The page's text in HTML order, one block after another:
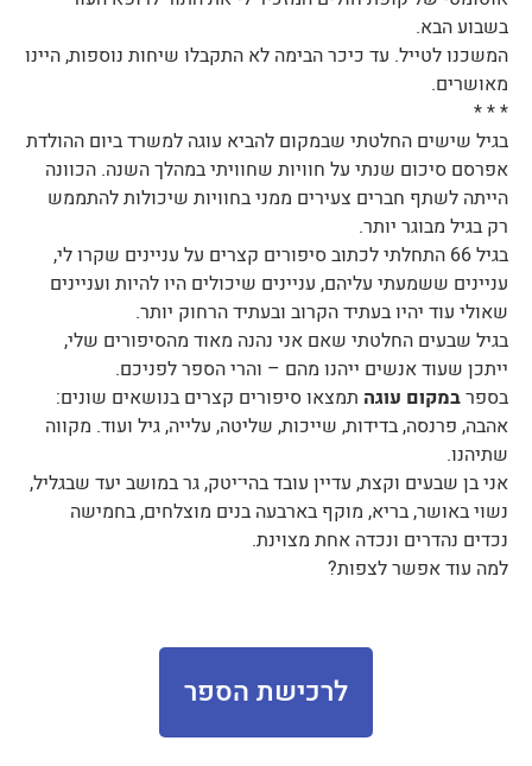
בשבוע הבא.
המשכנו לטייל. עד כיכר הבימה לא התקבלו שיחות נוספות, היינו
מאושרים.
* * *
בגיל שישים החלטתי שבמקום להביא עוגה למשרד ביום ההולדת
אפרסם סיכום שנתי על חוויות שחוויתי במהלך השנה. הכוונה
הייתה לשתף חברים צעירים ממני בחוויות שיכולות להתממש
רק בגיל מבוגר יותר.
בגיל 66 התחלתי לכתוב סיפורים קצרים על עניינים שקרו לי,
עניינים ששמעתי עליהם, עניינים שיכולים היו להיות ועניינים
שאולי עוד יהיו בעתיד הקרוב ובעתיד הרחוק יותר.
בגיל שבעים החלטתי שאם אני נהנה מאוד מהסיפורים שלי,
ייתכן שעוד אנשים ייהנו מהם – והרי הספר לפניכם.
בספרבמקום עוגה תמצאו סיפורים קצרים בנושאים שונים:
אהבה, פרנסה, בדידות, שייכות, שליטה, עלייה, גיל ועוד. מקווה
שתיהנו.
אני בן שבעים וקצת, עדיין עובד בהי־יטק, גר במושב יעד שבגליל,
נשוי באושר, בריא, מוקף בארבעה בנים מוצלחים, בחמישה
נכדים נהדרים ונכדה אחת מצוינת.
למה עוד אפשר לצפות?
לרכישת הספר